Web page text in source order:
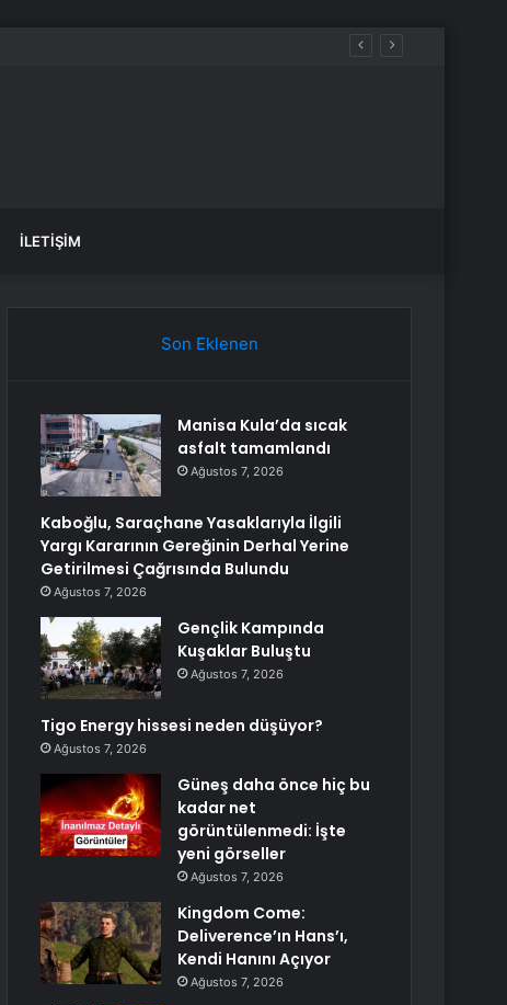
Çağrısında Bulundu
İLETIŞIM
Son Eklenen
Manisa Kula’da sıcak
asfalt tamamlandı
Ağustos 7, 2026
Kaboğlu, Saraçhane Yasaklarıyla İlgili
Yargı Kararının Gereğinin Derhal Yerine
Getirilmesi Çağrısında Bulundu
Ağustos 7, 2026
Gençlik Kampında
Kuşaklar Buluştu
Ağustos 7, 2026
Tigo Energy hissesi neden düşüyor?
Ağustos 7, 2026
Güneş daha önce hiç bu
kadar net
görüntülenmedi: İşte
yeni görseller
Ağustos 7, 2026
Kingdom Come:
Deliverence’ın Hans’ı,
Kendi Hanını Açıyor
Ağustos 7, 2026